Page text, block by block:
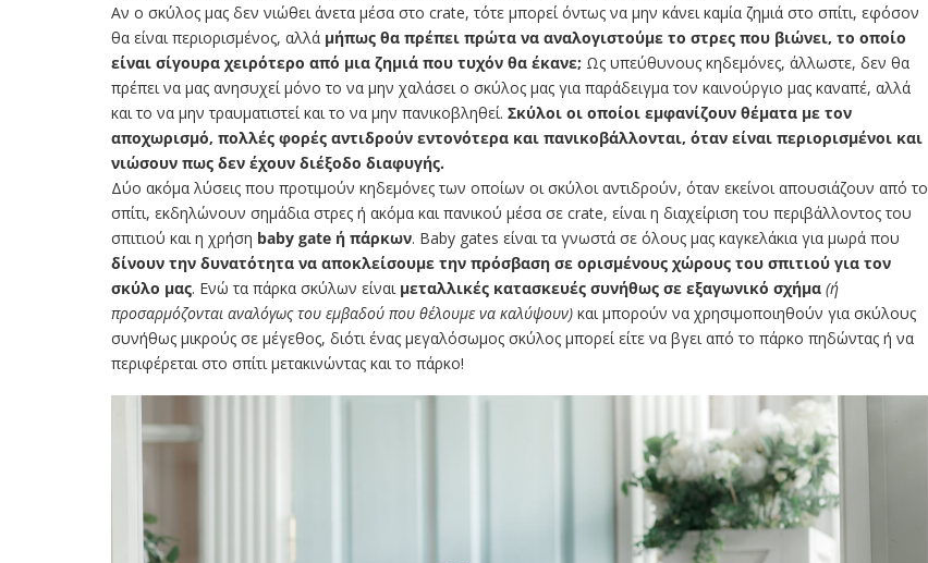
Αν ο σκύλος μας δεν νιώθει άνετα μέσα στο crate, τότε μπορεί όντως να μην κάνει καμία ζημιά στο σπίτι, εφόσον
θα είναι περιορισμένος, αλλά μήπως θα πρέπει πρώτα να αναλογιστούμε το στρες που βιώνει, το οποίο
είναι σίγουρα χειρότερο από μια ζημιά που τυχόν θα έκανε; Ως υπεύθυνους κηδεμόνες, άλλωστε, δεν θα
πρέπει να μας ανησυχεί μόνο το να μην χαλάσει ο σκύλος μας για παράδειγμα τον καινούργιο μας καναπέ, αλλά
και το να μην τραυματιστεί και το να μην πανικοβληθεί. Σκύλοι οι οποίοι εμφανίζουν θέματα με τον
αποχωρισμό, πολλές φορές αντιδρούν εντονότερα και πανικοβάλλονται, όταν είναι περιορισμένοι και
νιώσουν πως δεν έχουν διέξοδο διαφυγής.
Δύο ακόμα λύσεις που προτιμούν κηδεμόνες των οποίων οι σκύλοι αντιδρούν, όταν εκείνοι απουσιάζουν από το
σπίτι, εκδηλώνουν σημάδια στρες ή ακόμα και πανικού μέσα σε crate, είναι η διαχείριση του περιβάλλοντος του
σπιτιού και η χρήση baby gate ή πάρκων. Baby gates είναι τα γνωστά σε όλους μας καγκελάκια για μωρά που
δίνουν την δυνατότητα να αποκλείσουμε την πρόσβαση σε ορισμένους χώρους του σπιτιού για τον
σκύλο μας. Ενώ τα πάρκα σκύλων είναι μεταλλικές κατασκευές συνήθως σε εξαγωνικό σχήμα (ή
προσαρμόζονται αναλόγως του εμβαδού που θέλουμε να καλύψουν) και μπορούν να χρησιμοποιηθούν για σκύλους
συνήθως μικρούς σε μέγεθος, διότι ένας μεγαλόσωμος σκύλος μπορεί είτε να βγει από το πάρκο πηδώντας ή να
περιφέρεται στο σπίτι μετακινώντας και το πάρκο!